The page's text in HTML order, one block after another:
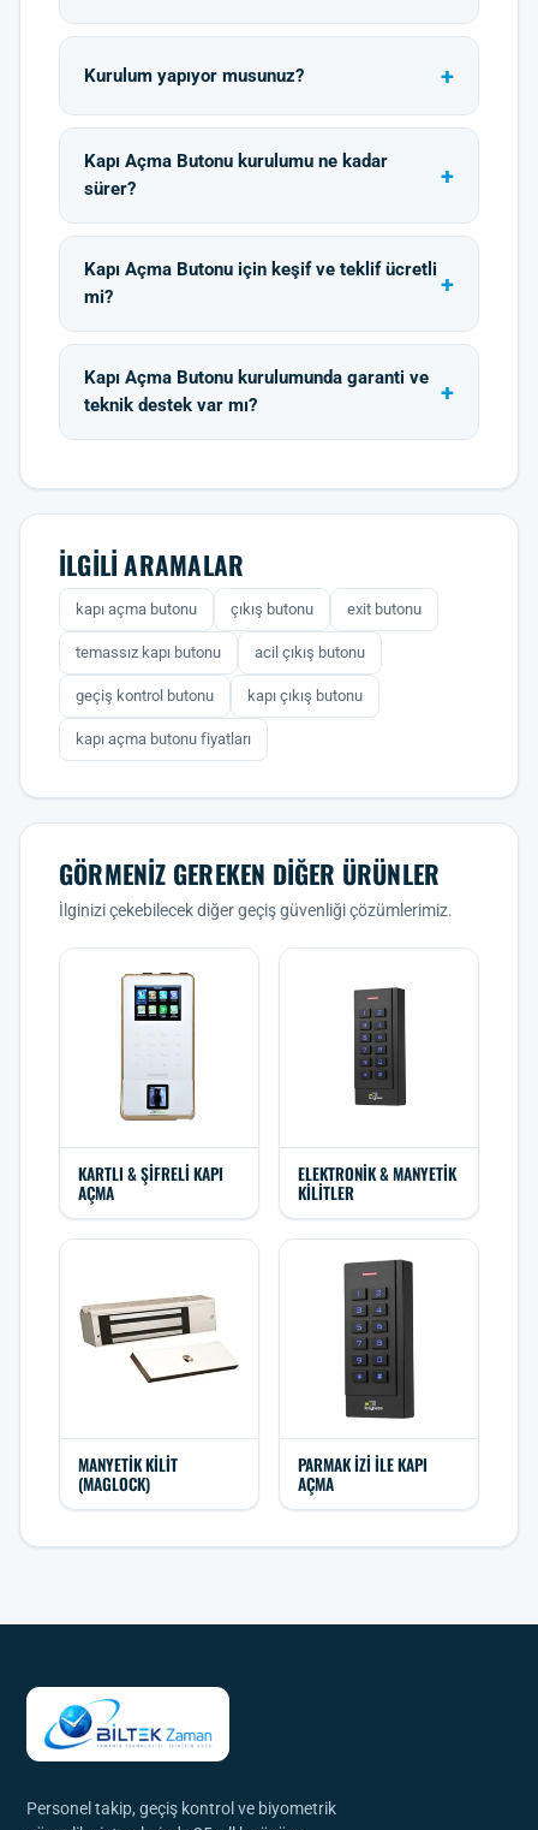
Kurulum yapıyor musunuz?
Kapı Açma Butonu kurulumu ne kadar
sürer?
Kapı Açma Butonu için keşif ve teklif ücretli
mi?
Kapı Açma Butonu kurulumunda garanti ve
teknik destek var mı?
İLGILI ARAMALAR
kapı açma butonu çıkış butonu exit butonu
temassız kapı butonu acil çıkış butonu
geçiş kontrol butonu kapı çıkış butonu
kapı açma butonu fiyatları
GÖRMENIZ GEREKEN DIĞER ÜRÜNLER
İlginizi çekebilecek diğer geçiş güvenliği çözümlerimiz.
KARTLI & ŞIFRELI KAPI
AÇMA
ELEKTRONIK & MANYETIK
KILITLER
MANYETIK KILIT
(MAGLOCK)
PARMAK İZI ILE KAPI
AÇMA
Personel takip, geçiş kontrol ve biyometrik